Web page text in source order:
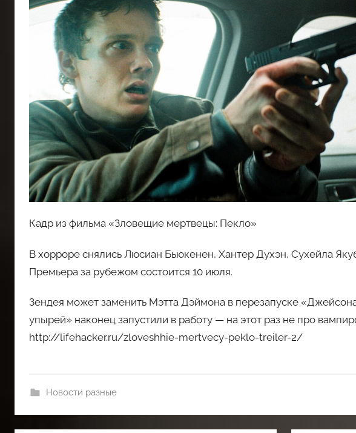
Кадр из фильма «Зловещие мертвецы: Пекло»
В хорроре снялись Люсиан Бьюкенен, Хантер Духэн, Сухейла
Премьера за рубежом состоится 10 июля.
Зендея может заменить Мэтта Дэймона в перезапуске
упырей» наконец запустили в работу — на этот раз не про
http://lifehacker.ru/zloveshhie-mertvecy-peklo-treiler-2/
Новости разные